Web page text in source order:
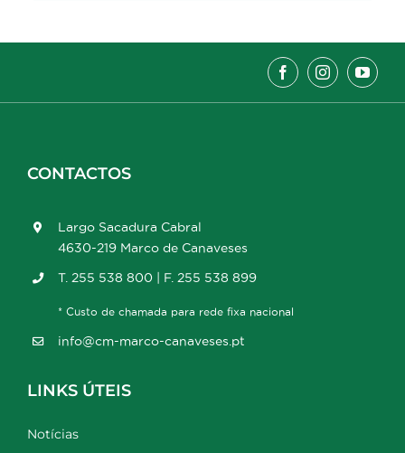
CONTACTOS
Largo Sacadura Cabral
4630-219 Marco de Canaveses
T. 255 538 800 | F. 255 538 899
* Custo de chamada para rede fixa nacional
info@cm-marco-canaveses.pt
LINKS ÚTEIS
Notícias